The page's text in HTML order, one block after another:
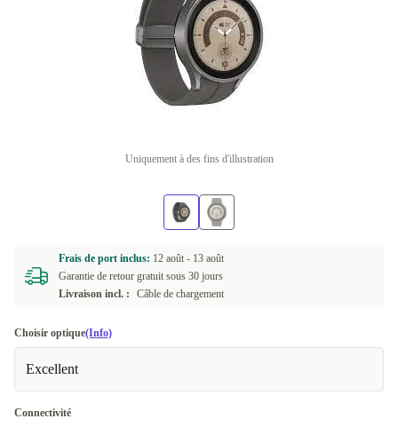
Uniquement à des fins d'illustration
Frais de port inclus: 12 août - 13 août
Garantie de retour gratuit sous 30 jours
Livraison incl. :
Câble de chargement
Choisir optique(Info)
Excellent
Connectivité